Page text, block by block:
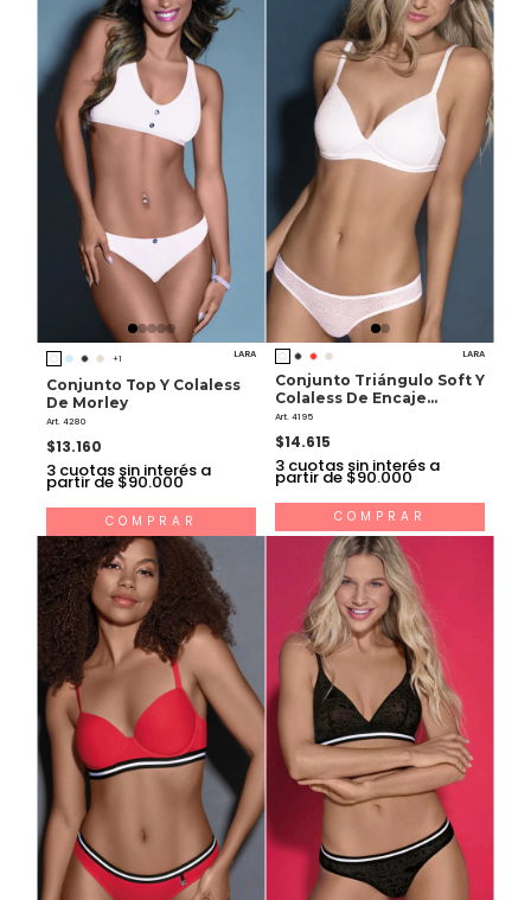
+1 LARA
Conjunto Top Y Colaless
De Morley
Art. 4280
$13.160
3 cuotas sin interés a
partir de $90.000
COMPRAR
LARA
Conjunto Triángulo Soft Y
Colaless De Encaje
Labrado
Art. 4195
$14.615
3 cuotas sin interés a
partir de $90.000
COMPRAR